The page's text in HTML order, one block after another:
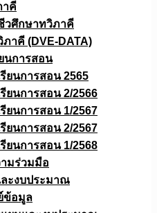
าคี
วศึกษาทวิภาคี
าคี (DVE-DATA)
นการสอน
ยนการสอน 2565
ยนการสอน 2/2566
ยนการสอน 1/2567
ยนการสอน 2/2567
ยนการสอน 1/2568
ามร่วมมือ
ละงบประมาณ
ข้อมูล